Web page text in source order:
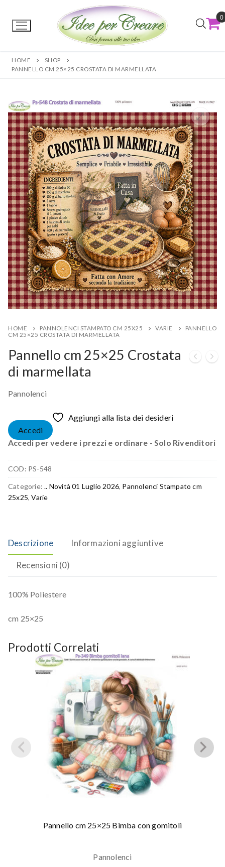
0
HOME
SHOP
PANNELLO CM 25×25 CROSTATA DI MARMELLATA
HOME PANNOLENCI STAMPATO CM 25X25 VARIE
PANNELLO
CM 25×25 CROSTATA DI MARMELLATA
Pannello cm 25×25 Crostata
di marmellata
Pannolenci
Aggiungi alla lista dei desideri
Accedi
Accedi per vedere i prezzi e ordinare - Solo Rivenditori
COD: PS-548
Categorie:.. Novità 01 Luglio 2026, Pannolenci Stampato cm
25x25,Varie
Descrizione Informazioni aggiuntive
Recensioni (0)
100% Poliestere
cm 25×25
Prodotti Correlati
Pannello cm 25×25 Bimba con gomitoli
Pannolenci